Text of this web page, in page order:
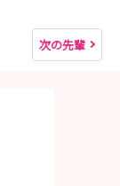
次の先輩